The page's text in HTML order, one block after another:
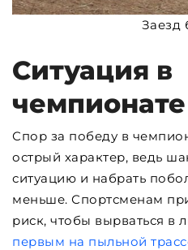
Заезд
Ситуация в
чемпионате
Спор за победу в
острый характер, ведь
ситуацию и набрать
меньше. Спортсменам
риск, чтобы вырваться в
первым на пыльной